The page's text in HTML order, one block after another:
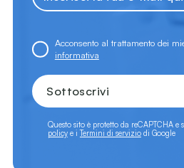
Acconsento al trattamento dei
informativa
Sottoscrivi
Questo sito è protetto da reCAPTCHA e
policye iTermini di serviziodi Google